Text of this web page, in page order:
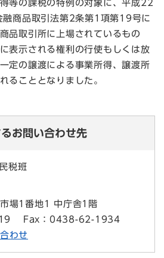
等の課税の特例の対象に、平成22
商品取引法第2条第1項第19号に
品取引所に上場されているもの
表示される権利の行使もしくは放
定の譲渡による事業所得、譲渡所
ることとなりました。
お問い合わせ先
税班
場1番地1 中庁舎1階
Fax：0438-62-1934
わせ